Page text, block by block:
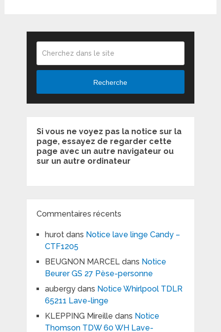
Recherche
Si vous ne voyez pas la notice sur la
page, essayez de regarder cette
page avec un autre navigateur ou
sur un autre ordinateur
Commentaires récents
hurotdans Notice lave linge Candy –
CTF1205
BEUGNON MARCELdans Notice
Beurer GS 27 Pèse-personne
aubergydans Notice Whirlpool TDLR
65211 Lave-linge
KLEPPING Mireille dans Notice
Thomson TDW 60 WH Lave-